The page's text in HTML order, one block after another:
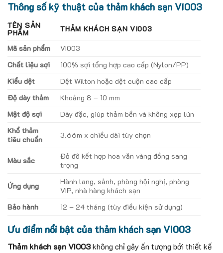
Thông số kỹ thuật của thảm khách sạn VI003
TÊN SẢN
PHẨM THẢM KHÁCH SẠN VI003
Mã sản phẩm
VI003
Chất liệu sợi
100% sợi tổng hợp cao cấp (Nylon/PP)
Kiểu dệt
Dệt Wilton hoặc dệt cuộn cao cấp
Độ dày thảm
Khoảng 8 – 10 mm
Mật độ sợi
Dày đặc, giúp thảm bền và không xẹp lún
Khổ thảm
tiêu chuẩn
3.66m x chiều dài tùy chọn
Màu sắc
Đỏ đô kết hợp hoa văn vàng đồng sang
trọng
Ứng dụng
Hành lang, sảnh, phòng hội nghị, phòng
VIP, nhà hàng khách sạn
Bảo hành
12 – 24 tháng (tùy điều kiện sử dụng)
Ưu điểm nổi bật của thảm khách sạn VI003
Thảm khách sạn VI003không chỉ gây ấn tượng bởi thiết kế